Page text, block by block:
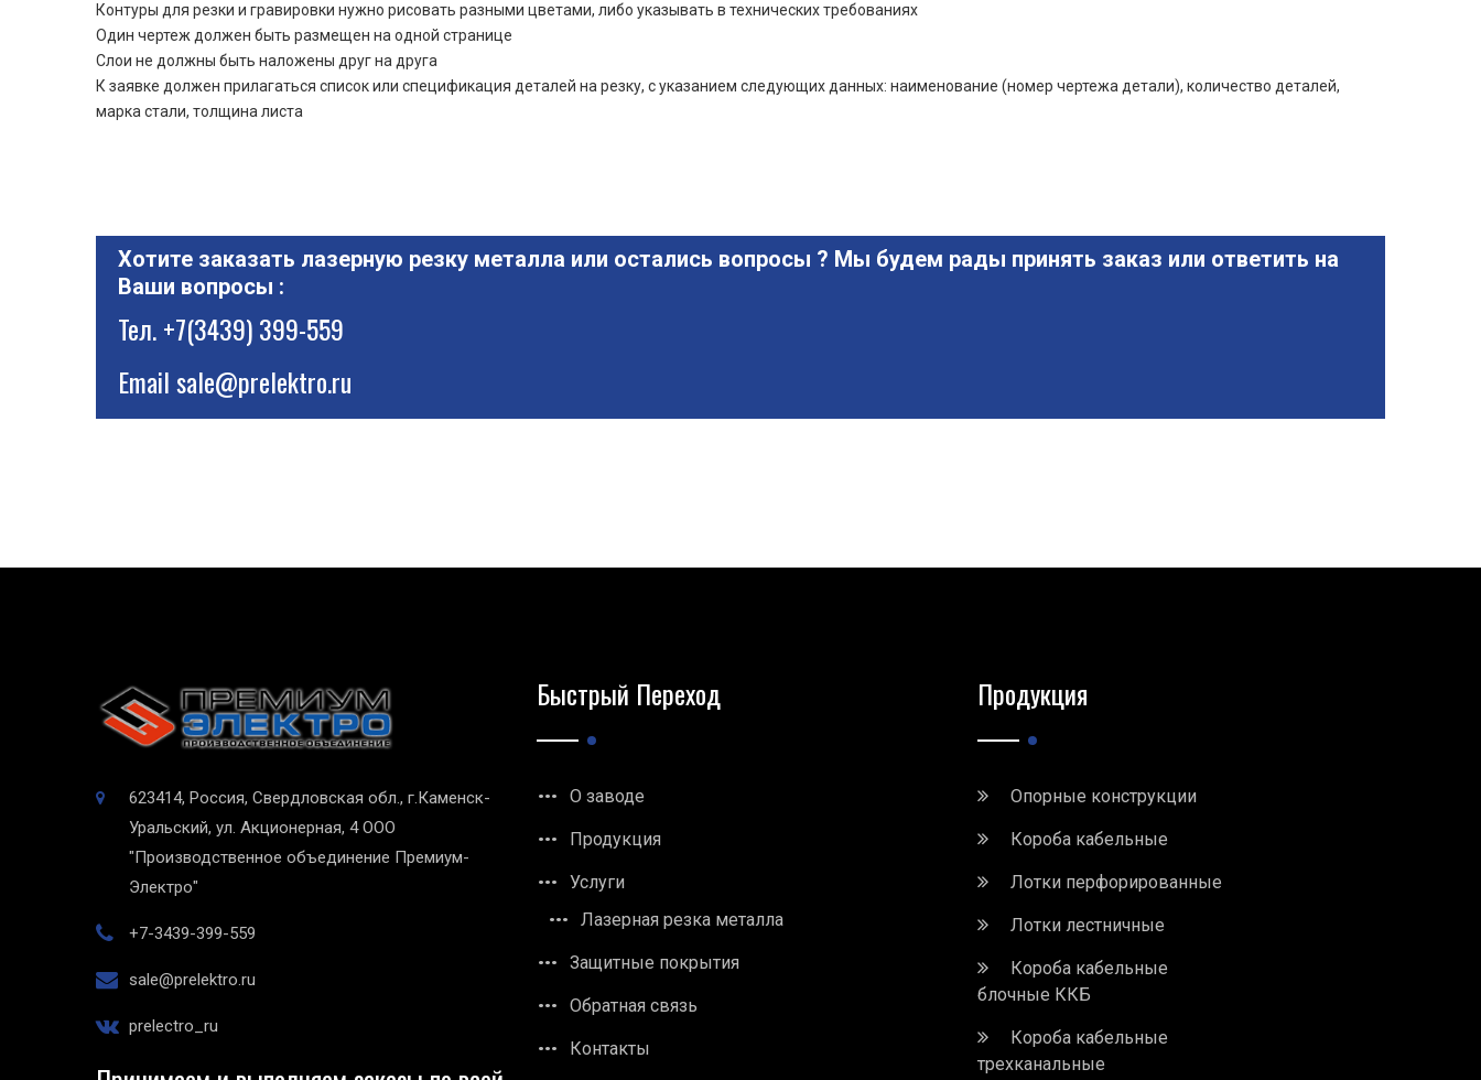
Контуры для резки и гравировки нужно рисовать разными цветами, либо указывать в технических требованиях
Один чертеж должен быть размещен на одной странице
Cлои не должны быть наложены друг на друга
К заявке должен прилагаться список или спецификация деталей на резку, с указанием следующих данных: наименование (номер чертежа детали), количество деталей,
марка стали, толщина листа
Хотите заказать лазерную резку металла или остались вопросы ? Мы будем рады принять заказ или ответить на
Ваши вопросы :
Тел.+7(3439) 399-559
Emailsale@prelektro.ru
623414, Россия, Свердловская обл., г.Каменск-
Уральский, ул. Акционерная, 4 ООО
"Производственное объединение Премиум-
Электро"
+7-3439-399-559
sale@prelektro.ru
prelectro_ru
Быстрый Переход
О заводе
Продукция
Услуги
Лазерная резка металла
Защитные покрытия
Обратная связь
Контакты
Продукция
Опорные конструкции
Короба кабельные
Лотки перфорированные
Лотки лестничные
Короба кабельные
блочные ККБ
Короба кабельные
трехканальные